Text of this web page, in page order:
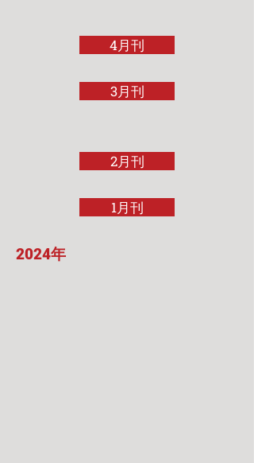
4月刊
3月刊
2月刊
1月刊
2024年